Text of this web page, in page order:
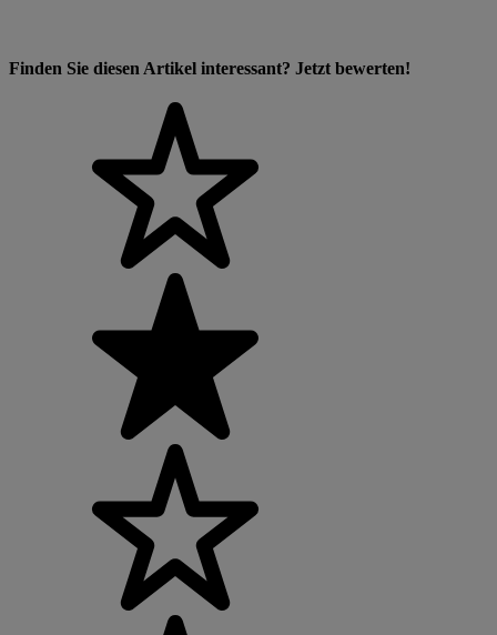
Finden Sie diesen Artikel interessant? Jetzt bewerten!